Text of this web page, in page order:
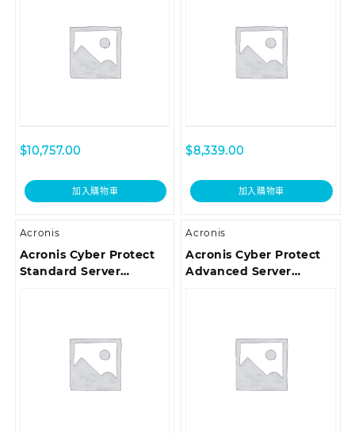
$10,757.00
加入購物車
$8,339.00
加入購物車
Acronis
Acronis Cyber Protect
Standard Server
Acronis
Acronis Cyber Protect
Advanced Server